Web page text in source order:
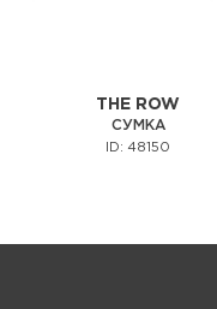
THE ROW
СУМКА
ID: 48150